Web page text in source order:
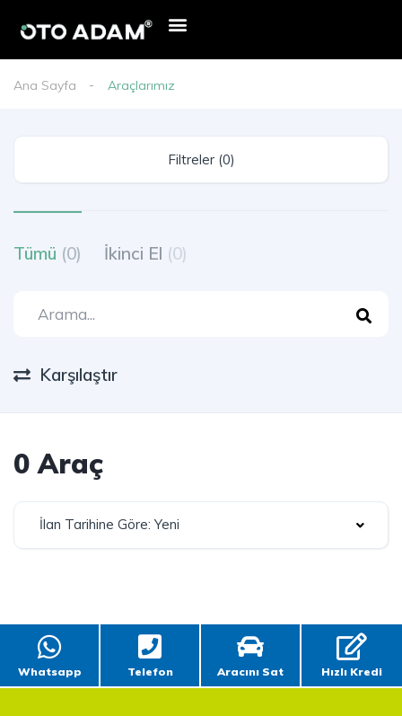
Ana Sayfa Araçlarımız
Filtreler (0)
Tümü (0) İkinci El (0)
Karşılaştır
0 Araç
İlan Tarihine Göre: Yeni
Whatsapp Telefon Aracını Sat Hızlı Kredi